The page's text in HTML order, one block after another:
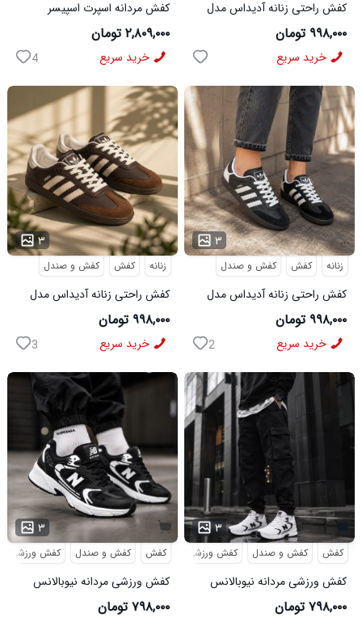
کفش مردانه اسپرت اسپیسر
50728
۲,۸۰۹,۰۰۰ تومان
خرید سریع 4
کفش راحتی زنانه آدیداس مدل
سامبا سفید
۹۹۸,۰۰۰ تومان
خرید سریع
۳ ...
زنانه کفش کفش و صندل
کفش راحتی زنانه آدیداس مدل
سامبا قهوه ای
۹۹۸,۰۰۰ تومان
خرید سریع 3
۳ ...
زنانه کفش کفش و صندل
کفش راحتی زنانه آدیداس مدل
سامبا مشکی
۹۹۸,۰۰۰ تومان
خرید سریع 2
۳
کفش کفش و صندل کفش ورزشی
کفش ورزشی مردانه نیوبالانس
مدل NB مشکی
۷۹۸,۰۰۰ تومان
۳
کفش کفش و صندل کفش ورزشی
کفش ورزشی مردانه نیوبالانس
مدل NB سفید
۷۹۸,۰۰۰ تومان